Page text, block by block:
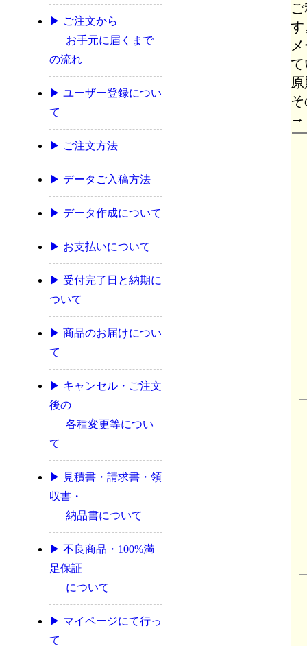
す
→
▶ ご注文から
お手元に届くまで
の流れ
▶ ユーザー登録につい
て
▶ ご注文方法
▶ データご入稿方法
▶ データ作成について
▶ お支払いについて
▶ 受付完了日と納期に
ついて
▶ 商品のお届けについ
て
▶ キャンセル・ご注文
後の
各種変更等につい
て
▶ 見積書・請求書・領
収書・
納品書について
▶ 不良商品・100%満
足保証
について
▶ マイページにて行っ
て